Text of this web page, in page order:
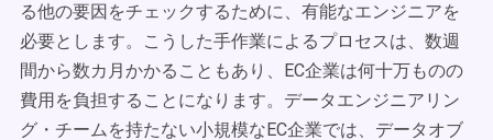
る他の要因をチェックするために、有能なエンジニアを
必要とします。こうした手作業によるプロセスは、数週
間から数カ月かかることもあり、EC企業は何十万ものの
費用を負担することになります。データエンジニアリン
グ・チームを持たない小規模なEC企業では、データオブ